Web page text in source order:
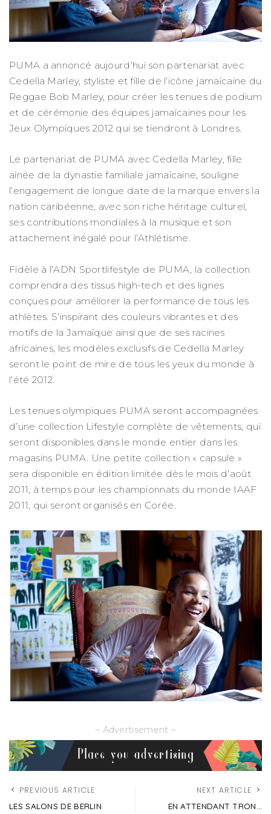
PUMA a annoncé aujourd’hui son partenariat avec
Cedella Marley, styliste et fille de l’icône jamaïcaine du
Reggae Bob Marley, pour créer les tenues de podium
et de cérémonie des équipes jamaïcaines pour les
Jeux Olympiques 2012 qui se tiendront à Londres.
Le partenariat de PUMA avec Cedella Marley, fille
aînée de la dynastie familiale jamaïcaine, souligne
l’engagement de longue date de la marque envers la
nation caribéenne, avec son riche héritage culturel,
ses contributions mondiales à la musique et son
attachement inégalé pour l’Athlétisme.
Fidèle à l’ADN Sportlifestyle de PUMA, la collection
comprendra des tissus high-tech et des lignes
conçues pour améliorer la performance de tous les
athlètes. S’inspirant des couleurs vibrantes et des
motifs de la Jamaïque ainsi que de ses racines
africaines, les modèles exclusifs de Cedella Marley
seront le point de mire de tous les yeux du monde à
l’été 2012.
Les tenues olympiques PUMA seront accompagnées
d’une collection Lifestyle complète de vêtements, qui
seront disponibles dans le monde entier dans les
magasins PUMA. Une petite collection « capsule »
sera disponible en édition limitée dès le mois d’août
2011, à temps pour les championnats du monde IAAF
2011, qui seront organisés en Corée.
– Advertisement –
PREVIOUS ARTICLE
LES SALONS DE BERLIN
NEXT ARTICLE
EN ATTENDANT TRON…